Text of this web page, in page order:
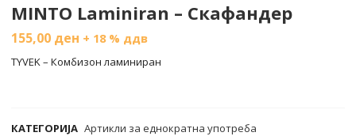
MINTO Laminiran – Скафандер
155,00 ден + 18 % ддв
TYVEK – Комбизон ламиниран
КАТЕГОРИЈА Артикли за еднократна употреба